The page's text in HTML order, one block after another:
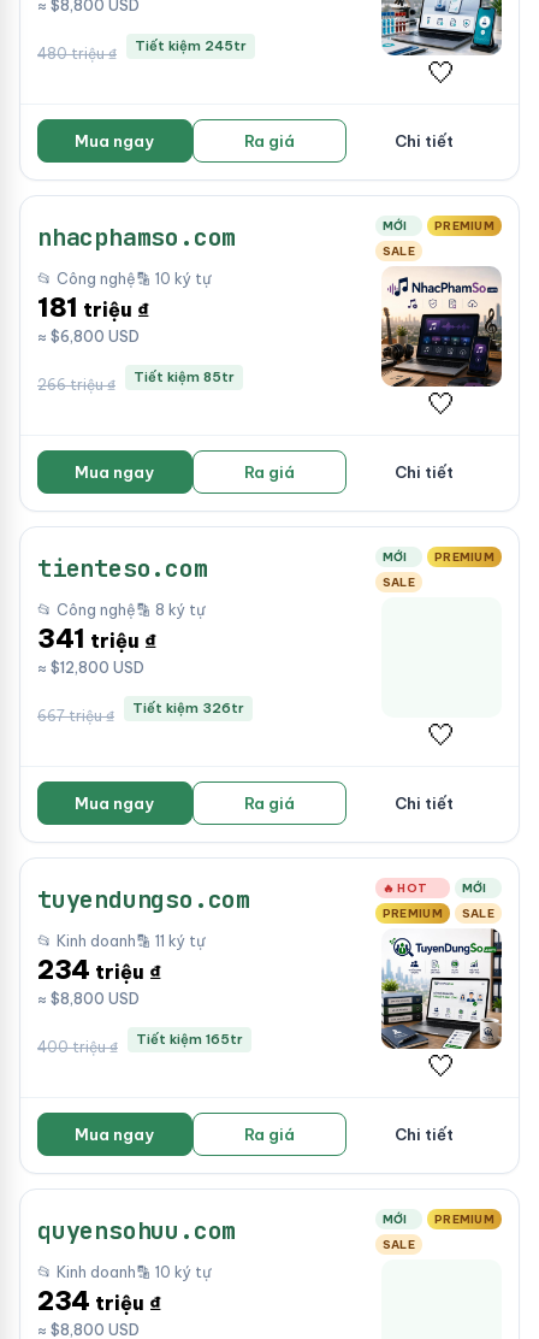
≈ $8,800 USD
480 triệu ₫ Tiết kiệm 245tr
🤍
Mua ngay Ra giá Chi tiết
nhacphamso.com MỚI
PREMIUM
SALE
📂 Công nghệ🔡 10 ký tự
181 triệu ₫
≈ $6,800 USD
266 triệu ₫ Tiết kiệm 85tr
🤍
Mua ngay Ra giá Chi tiết
tienteso.com MỚI
PREMIUM
SALE
📂 Công nghệ🔡 8 ký tự
341 triệu ₫
≈ $12,800 USD
667 triệu ₫ Tiết kiệm 326tr
🤍
Mua ngay Ra giá Chi tiết
tuyendungso.com 🔥 HOT
MỚI
PREMIUM
SALE
📂 Kinh doanh🔡 11 ký tự
234 triệu ₫
≈ $8,800 USD
400 triệu ₫ Tiết kiệm 165tr
🤍
Mua ngay Ra giá Chi tiết
quyensohuu.com MỚI
PREMIUM
SALE
📂 Kinh doanh🔡 10 ký tự
234 triệu ₫
≈ $8,800 USD